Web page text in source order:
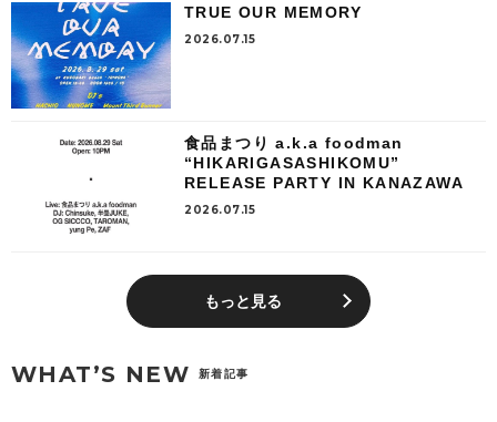
TRUE OUR MEMORY
2026.07.15
食品まつり a.k.a foodman
“HIKARIGASASHIKOMU”
RELEASE PARTY IN KANAZAWA
2026.07.15
もっと見る
WHAT’S NEW 新着記事